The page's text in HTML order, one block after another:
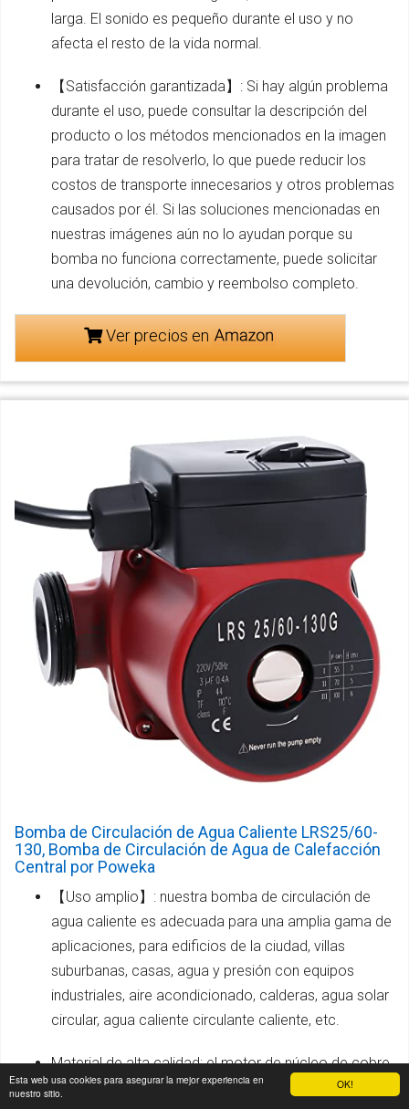
OK!
Esta web usa cookies para asegurar la mejor experiencia en
nuestro sitio.
larga. El sonido es pequeño durante el uso y no
afecta el resto de la vida normal.
【Satisfacción garantizada】: Si hay algún problema
durante el uso, puede consultar la descripción del
producto o los métodos mencionados en la imagen
para tratar de resolverlo, lo que puede reducir los
costos de transporte innecesarios y otros problemas
causados por él. Si las soluciones mencionadas en
nuestras imágenes aún no lo ayudan porque su
bomba no funciona correctamente, puede solicitar
una devolución, cambio y reembolso completo.
Ver precios en
Bomba de Circulación de Agua Caliente LRS25/60-
130, Bomba de Circulación de Agua de Calefacción
Central por Poweka
【Uso amplio】: nuestra bomba de circulación de
agua caliente es adecuada para una amplia gama de
aplicaciones, para edificios de la ciudad, villas
suburbanas, casas, agua y presión con equipos
industriales, aire acondicionado, calderas, agua solar
circular, agua caliente circulante caliente, etc.
Material de alta calidad: el motor de núcleo de cobre
estable y fiable, la potencia de salida es suave y la